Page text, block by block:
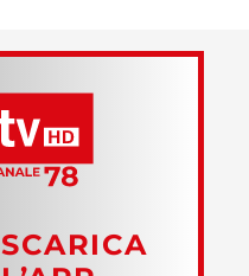
SCARICA